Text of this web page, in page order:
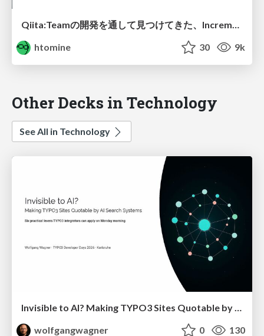
Qiita:Teamの開発を通して見つけてきた、Incrementsの文化を作る方法
htomine
30 9k
Other Decks in Technology
See All in Technology
wolfgangwagner
0 130